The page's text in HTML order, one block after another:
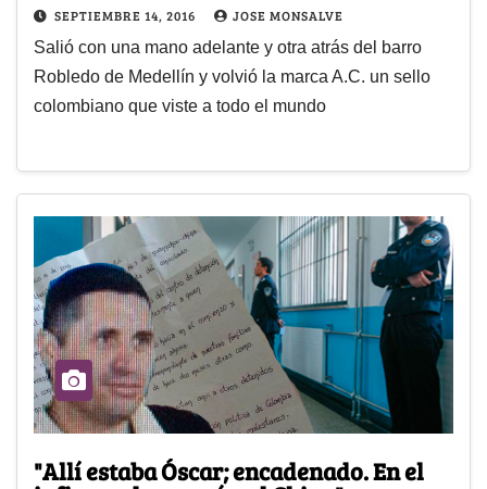
SEPTIEMBRE 14, 2016 JOSE MONSALVE
Salió con una mano adelante y otra atrás del barro
Robledo de Medellín y volvió la marca A.C. un sello
colombiano que viste a todo el mundo
"Allí estaba Óscar; encadenado. En el